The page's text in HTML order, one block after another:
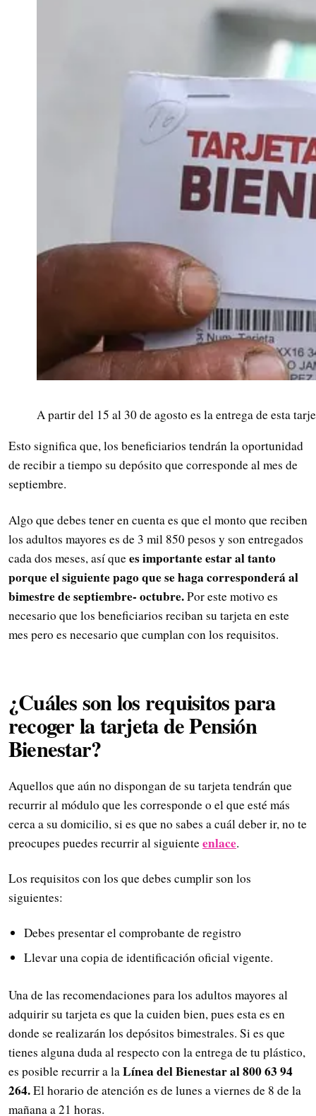
A partir del 15 al 30 de agosto es la entrega de esta
Esto significa que, los beneficiarios tendrán la oportunidad
de recibir a tiempo su depósito que corresponde al mes de
septiembre.
Algo que debes tener en cuenta es que el monto que reciben
los adultos mayores es de 3 mil 850 pesos y son entregados
cada dos meses, así quees importante estar al tanto
porque el siguiente pago que se haga corresponderá al
bimestre de septiembre- octubre.Por este motivo es
necesario que los beneficiarios reciban su tarjeta en este
mes pero es necesario que cumplan con los requisitos.
¿Cuáles son los requisitos para
recoger la tarjeta de Pensión
Bienestar?
Aquellos que aún no dispongan de su tarjeta tendrán que
recurrir al módulo que les corresponde o el que esté más
cerca a su domicilio, si es que no sabes a cuál deber ir, no te
preocupes puedes recurrir al siguienteenlace.
Los requisitos con los que debes cumplir son los
siguientes:
Debes presentar el comprobante de registro
Llevar una copia de identificación oficial vigente.
Una de las recomendaciones para los adultos mayores al
adquirir su tarjeta es que la cuiden bien, pues esta es en
donde se realizarán los depósitos bimestrales. Si es que
tienes alguna duda al respecto con la entrega de tu plástico,
es posible recurrir a laLínea del Bienestar al 800 63 94
264.El horario de atención es de lunes a viernes de 8 de la
mañana a 21 horas.